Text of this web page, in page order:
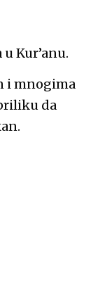
Kur’anu.
i mnogima
da